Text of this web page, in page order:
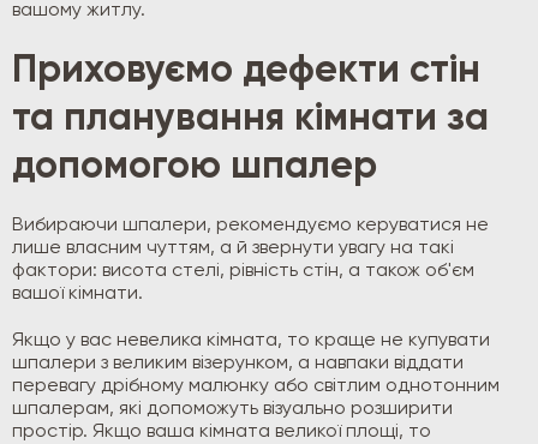
вашому житлу.
Приховуємо дефекти стін
та планування кімнати за
допомогою шпалер
Вибираючи шпалери, рекомендуємо керуватися не
лише власним чуттям, а й звернути увагу на такі
фактори: висота стелі, рівність стін, а також об'єм
вашої кімнати.
Якщо у вас невелика кімната, то краще не купувати
шпалери з великим візерунком, а навпаки віддати
перевагу дрібному малюнку або світлим однотонним
шпалерам, які допоможуть візуально розширити
простір. Якщо ваша кімната великої площі, то